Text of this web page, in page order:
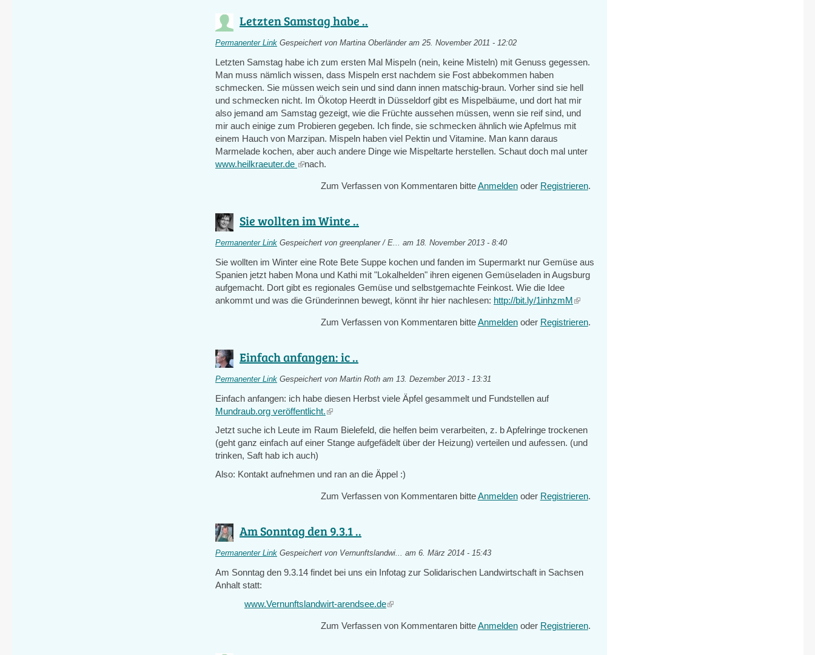
Letzten Samstag habe ..
Permanenter Link Gespeichert vonMartina Oberländeram 25. November 2011 - 12:02
Letzten Samstag habe ich zum ersten Mal Mispeln (nein, keine Misteln) mit Genuss gegessen.
Man muss nämlich wissen, dass Mispeln erst nachdem sie Fost abbekommen haben
schmecken. Sie müssen weich sein und sind dann innen matschig-braun. Vorher sind sie hell
und schmecken nicht. Im Ökotop Heerdt in Düsseldorf gibt es Mispelbäume, und dort hat mir
also jemand am Samstag gezeigt, wie die Früchte aussehen müssen, wenn sie reif sind, und
mir auch einige zum Probieren gegeben. Ich finde, sie schmecken ähnlich wie Apfelmus mit
einem Hauch von Marzipan. Mispeln haben viel Pektin und Vitamine. Man kann daraus
Marmelade kochen, aber auch andere Dinge wie Mispeltarte herstellen. Schaut doch mal unter
www.heilkraeuter.de (link
external)
nach.
Zum Verfassen von Kommentaren bitteAnmeldenoder Registrieren.
Sie wollten im Winte ..
Permanenter Link Gespeichert vongreenplaner / E... am 18. November 2013 - 8:40
Sie wollten im Winter eine Rote Bete Suppe kochen und fanden im Supermarkt nur Gemüse aus
Spanien jetzt haben Mona und Kathi mit "Lokalhelden" ihren eigenen Gemüseladen in Augsburg
aufgemacht. Dort gibt es regionales Gemüse und selbstgemachte Feinkost. Wie die Idee
ankommt und was die Gründerinnen bewegt, könnt ihr hier nachlesen: http://bit.ly/1inhzmM(link
external)
Zum Verfassen von Kommentaren bitteAnmeldenoder Registrieren.
Einfach anfangen: ic ..
Permanenter Link Gespeichert vonMartin Roth am 13. Dezember 2013 - 13:31
Einfach anfangen: ich habe diesen Herbst viele Äpfel gesammelt und Fundstellen auf
Mundraub.org veröffentlicht.(link
external)
Jetzt suche ich Leute im Raum Bielefeld, die helfen beim verarbeiten, z. b Apfelringe trockenen
(geht ganz einfach auf einer Stange aufgefädelt über der Heizung) verteilen und aufessen. (und
trinken, Saft hab ich auch)
Also: Kontakt aufnehmen und ran an die Äppel :)
Zum Verfassen von Kommentaren bitteAnmeldenoder Registrieren.
Am Sonntag den 9.3.1 ..
Permanenter Link Gespeichert von Vernunftslandwi... am 6. März 2014 - 15:43
Am Sonntag den 9.3.14 findet bei uns ein Infotag zur Solidarischen Landwirtschaft in Sachsen
Anhalt statt:
www.Vernunftslandwirt-arendsee.de(link
external)
Zum Verfassen von Kommentaren bitteAnmeldenoder Registrieren.